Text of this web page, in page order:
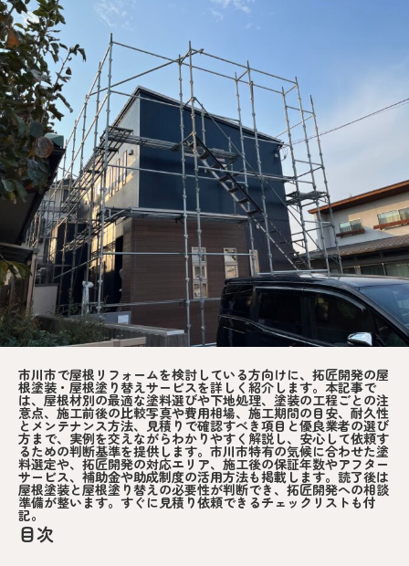
市川市で屋根リフォームを検討している方向けに、拓匠開発の屋
根塗装・屋根塗り替えサービスを詳しく紹介します。本記事で
は、屋根材別の最適な塗料選びや下地処理、塗装の工程ごとの注
意点、施工前後の比較写真や費用相場、施工期間の目安、耐久性
とメンテナンス方法、見積りで確認すべき項目と優良業者の選び
方まで、実例を交えながらわかりやすく解説し、安心して依頼す
るための判断基準を提供します。市川市特有の気候に合わせた塗
料選定や、拓匠開発の対応エリア、施工後の保証年数やアフター
サービス、補助金や助成制度の活用方法も掲載します。読了後は
屋根塗装と屋根塗り替えの必要性が判断でき、拓匠開発への相談
準備が整います。すぐに見積り依頼できるチェックリストも付
記。
目次